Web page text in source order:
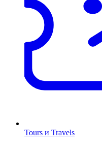
Tours и Travels